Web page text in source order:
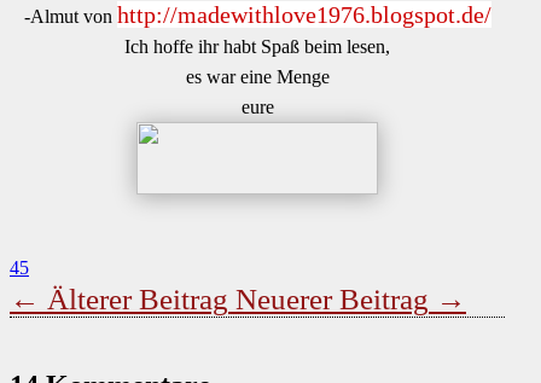
-Almut von http://madewithlove1976.blogspot.de/
Ich hoffe ihr habt Spaß beim lesen,
es war eine Menge
eure
45
← Älterer Beitrag Neuerer Beitrag →